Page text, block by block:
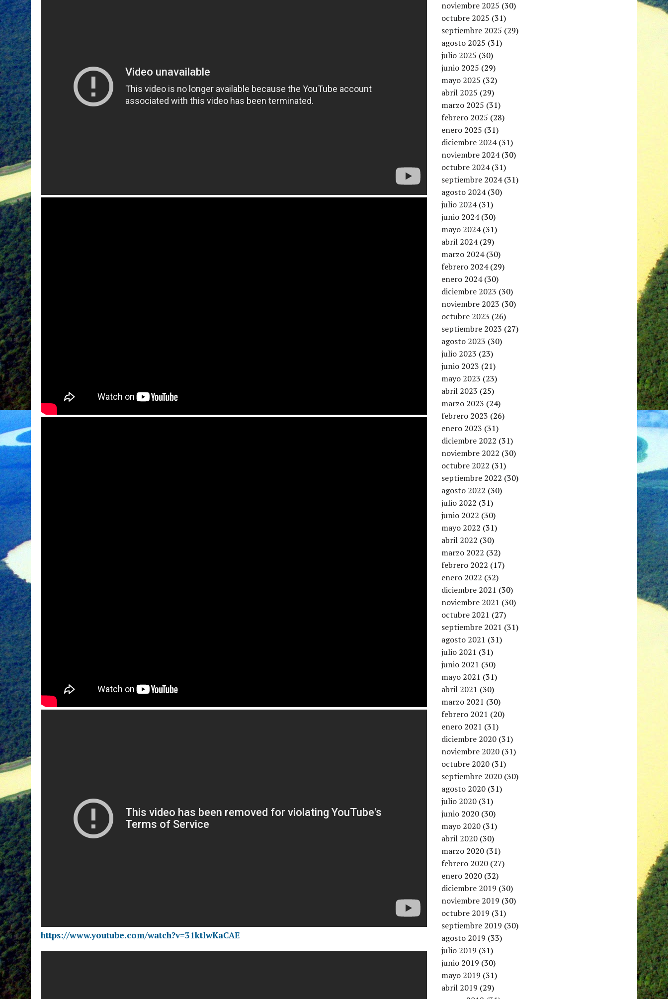
https://www.youtube.com/watch?v=31ktlwKaCAE
noviembre 2025 (30)
octubre 2025 (31)
septiembre 2025 (29)
agosto 2025 (31)
julio 2025 (30)
junio 2025 (29)
mayo 2025 (32)
abril 2025 (29)
marzo 2025 (31)
febrero 2025 (28)
enero 2025 (31)
diciembre 2024(31)
noviembre 2024(30)
octubre 2024(31)
septiembre 2024(31)
agosto 2024(30)
julio 2024(31)
junio 2024(30)
mayo 2024(31)
abril 2024(29)
marzo 2024(30)
febrero 2024(29)
enero 2024(30)
diciembre 2023 (30)
noviembre 2023 (30)
octubre 2023 (26)
septiembre 2023 (27)
agosto 2023 (30)
julio 2023 (23)
junio 2023 (21)
mayo 2023 (23)
abril 2023 (25)
marzo 2023 (24)
febrero 2023 (26)
enero 2023 (31)
diciembre 2022 (31)
noviembre 2022 (30)
octubre 2022 (31)
septiembre 2022 (30)
agosto 2022 (30)
julio 2022 (31)
junio 2022 (30)
mayo 2022 (31)
abril 2022 (30)
marzo 2022 (32)
febrero 2022 (17)
enero 2022 (32)
diciembre 2021 (30)
noviembre 2021 (30)
octubre 2021 (27)
septiembre 2021 (31)
agosto 2021 (31)
julio 2021 (31)
junio 2021 (30)
mayo 2021 (31)
abril 2021 (30)
marzo 2021 (30)
febrero 2021 (20)
enero 2021 (31)
diciembre 2020 (31)
noviembre 2020 (31)
octubre 2020 (31)
septiembre 2020 (30)
agosto 2020 (31)
julio 2020 (31)
junio 2020 (30)
mayo 2020 (31)
abril 2020 (30)
marzo 2020 (31)
febrero 2020 (27)
enero 2020 (32)
diciembre 2019 (30)
noviembre 2019 (30)
octubre 2019 (31)
septiembre 2019 (30)
agosto 2019 (33)
julio 2019 (31)
junio 2019 (30)
mayo 2019 (31)
abril 2019 (29)